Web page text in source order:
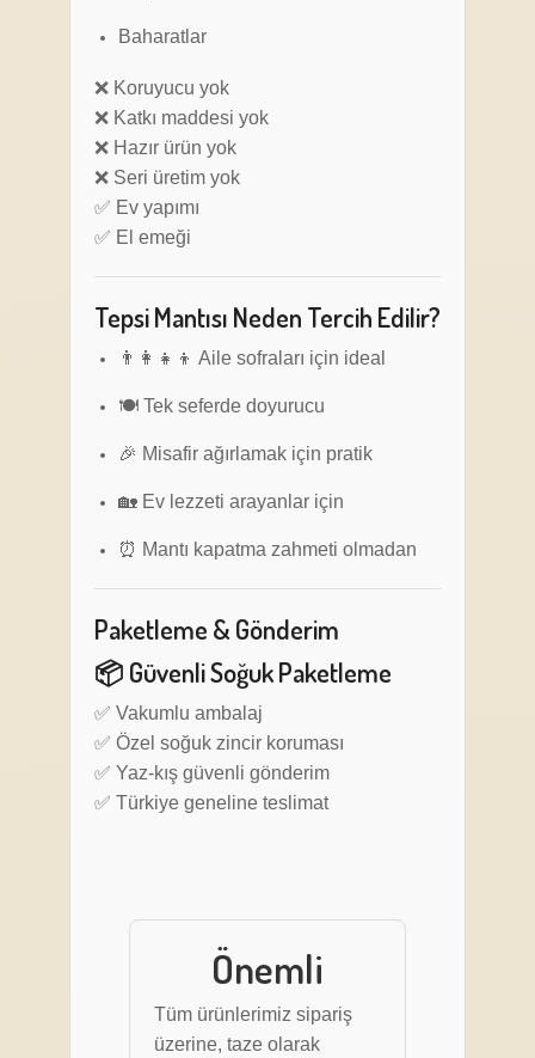
Baharatlar
❌ Koruyucu yok
❌ Katkı maddesi yok
❌ Hazır ürün yok
❌ Seri üretim yok
✅ Ev yapımı
✅ El emeği
Tepsi Mantısı Neden Tercih Edilir?
👨‍👩‍👧‍👦 Aile sofraları için ideal
🍽️ Tek seferde doyurucu
🎉 Misafir ağırlamak için pratik
🏡 Ev lezzeti arayanlar için
⏰ Mantı kapatma zahmeti olmadan
Paketleme & Gönderim
📦 Güvenli Soğuk Paketleme
✅ Vakumlu ambalaj
✅ Özel soğuk zincir koruması
✅ Yaz-kış güvenli gönderim
✅ Türkiye geneline teslimat
Önemli
Tüm ürünlerimiz sipariş
üzerine, taze olarak